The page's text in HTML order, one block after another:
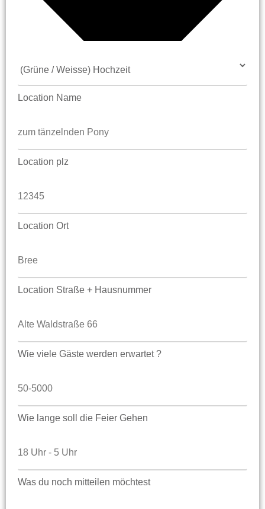
Location Name
Location plz
Location Ort
Location Straße + Hausnummer
Wie viele Gäste werden erwartet ?
Wie lange soll die Feier Gehen
Was du noch mitteilen möchtest